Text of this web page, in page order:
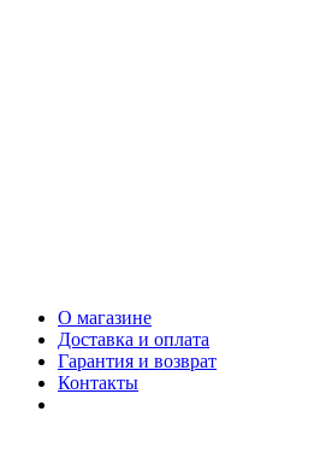
О магазине
Доставка и оплата
Гарантия и возврат
Контакты